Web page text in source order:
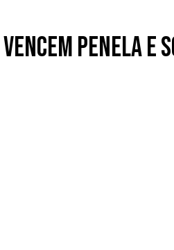
vencem Penela